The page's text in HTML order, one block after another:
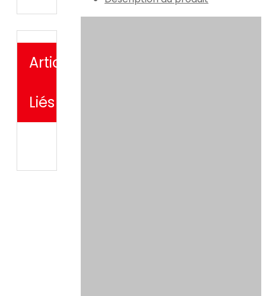
Articles
Liés